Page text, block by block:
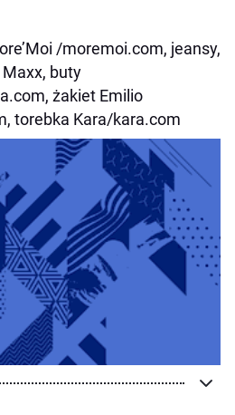
/moremoi.com, jeansy,
buty
żakiet Emilio
torebka Kara/kara.com